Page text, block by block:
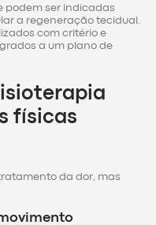
podem ser indicadas
a regeneração tecidual.
com critério e
a um plano de
físicas
da dor, mas